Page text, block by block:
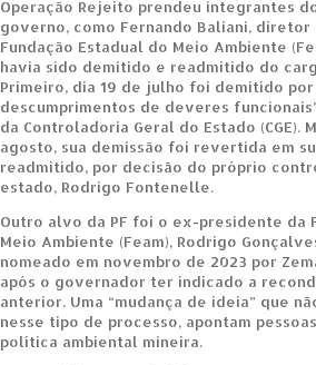
Operação Rejeito prendeu integrantes
governo, como Fernando Baliani, diretor
Fundação Estadual do Meio Ambiente
havia sido demitido e readmitido do
Primeiro, dia 19 de julho foi demitido
descumprimentos de deveres
da Controladoria Geral do Estado (CGE).
agosto, sua demissão foi revertida em
readmitido, por decisão do próprio
estado, Rodrigo Fontenelle.
Outro alvo da PF foi o ex-presidente da
Meio Ambiente (Feam), Rodrigo
nomeado em novembro de 2023 por
após o governador ter indicado a
anterior. Uma “mudança de ideia” que
nesse tipo de processo, apontam
política ambiental mineira.